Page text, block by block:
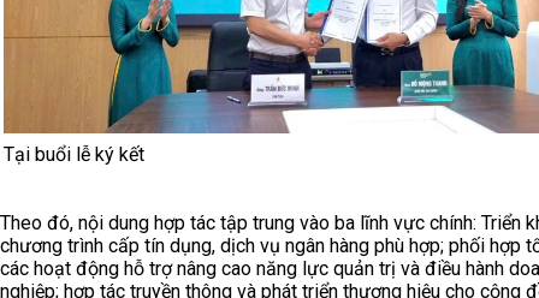
Tại buổi lễ ký kết
Theo đó, nội dung hợp tác tập trung vào ba lĩnh vực chính: Triển
chương trình cấp tín dụng, dịch vụ ngân hàng phù hợp; phối hợp
các hoạt động hỗ trợ nâng cao năng lực quản trị và điều hành
nghiệp; hợp tác truyền thông và phát triển thương hiệu cho cộng